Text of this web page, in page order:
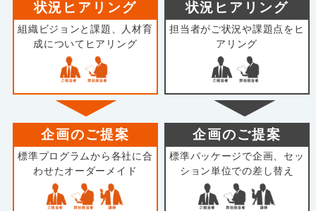
状況ヒアリング
組織ビジョンと課題、人材育
成についてヒアリング
状況ヒアリング
担当者がご状況や課題点をヒ
アリング
企画のご提案
標準プログラムから各社に合
わせたオーダーメイド
企画のご提案
標準パッケージで企画、セッ
ション単位での差し替え